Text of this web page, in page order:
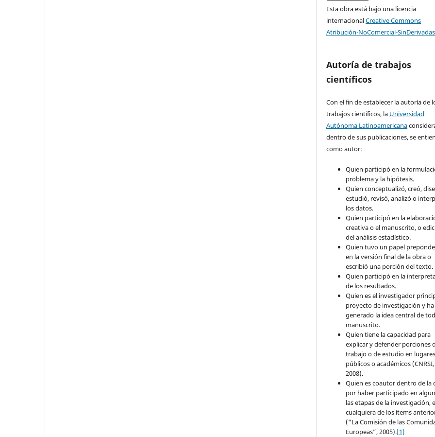
Esta obra está bajo una licencia
internacionalCreative Commons
Atribución-NoComercial-
Autoría de trabajos
científicos
Con el fin de establecer la autoría de
trabajos científicos, la Universidad
Autónoma Latinoamericana
dentro de sus publicaciones, se
como autor:
Quien participó en la
problema y la hipótesis.
Quien conceptualizó, creó,
estudió, revisó, analizó o
los datos.
Quien participó en la
creativa o el manuscrito, o
del análisis estadístico.
Quien tuvo un papel
en la versión final de la obra o
escribió una porción del texto.
Quien participó en la
de los resultados.
Quien es el investigador
proyecto de investigación y ha
generado la idea central de
manuscrito.
Quien tiene la capacidad para
explicar y defender porciones
trabajo o de estudio en lugares
públicos o académicos (CNRSI,
2008).
Quien es coautor dentro de la
por haber participado en
las etapas de la investigación,
cualquiera de los ítems
(“La Comisión de las
Europeas”, 2005).[1]